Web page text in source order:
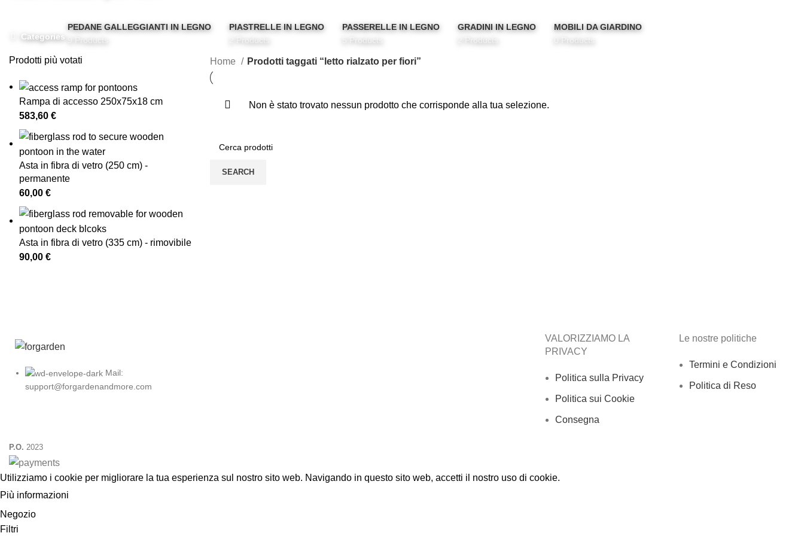
Categories
PEDANE GALLEGGIANTI IN LEGNO
9 Products
PIASTRELLE IN LEGNO
2 Products
PASSERELLE IN LEGNO
5 Products
GRADINI IN LEGNO
2 Products
MOBILI DA GIARDINO
0 Products
Prodotti più votati
Rampa di accesso 250x75x18 cm
583,60 €
Asta in fibra di vetro (250 cm) -
permanente
60,00 €
Asta in fibra di vetro (335 cm) - rimovibile
90,00 €
Home Prodotti taggati “letto rialzato per fiori”
Non è stato trovato nessun prodotto che corrisponde alla tua selezione.
SEARCH
Mail:
support@forgardenandmore.com
VALORIZZIAMO LA
PRIVACY
Politica sulla Privacy
Politica sui Cookie
Consegna
Le nostre politiche
Termini e Condizioni
Politica di Reso
P.O. 2023
Utilizziamo i cookie per migliorare la tua esperienza sul nostro sito web. Navigando in questo sito web, accetti il nostro uso di cookie.
Più informazioni
Negozio
Filtri